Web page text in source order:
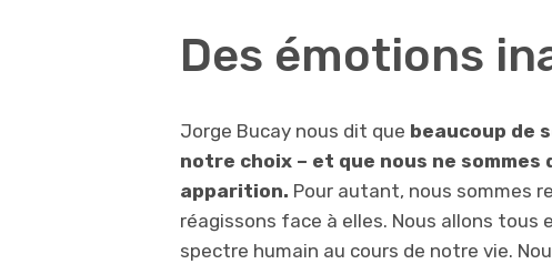
Des émotions
Jorge Bucay nous dit que beaucoup de
notre choix – et que nous ne
apparition. Pour autant, nous sommes
réagissons face à elles. Nous allons
spectre humain au cours de notre vie.